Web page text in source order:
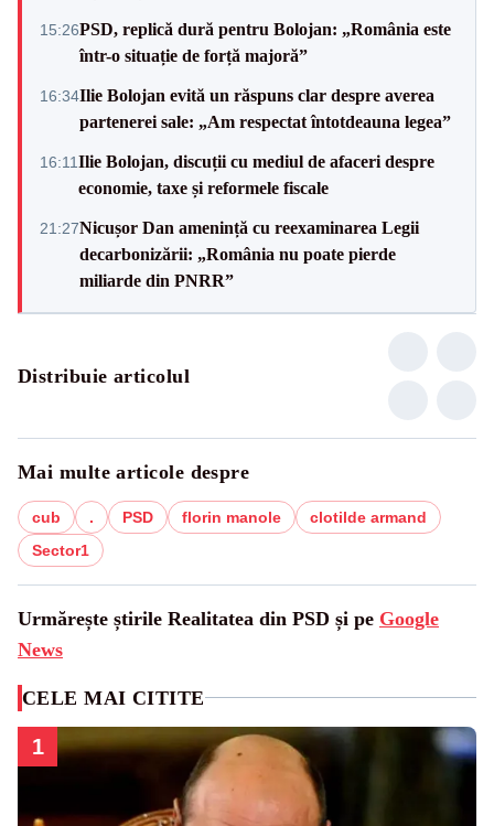
15:26PSD, replică dură pentru Bolojan: „România este
într-o situație de forță majoră”
16:34Ilie Bolojan evită un răspuns clar despre averea
partenerei sale: „Am respectat întotdeauna legea”
16:11Ilie Bolojan, discuții cu mediul de afaceri despre
economie, taxe și reformele fiscale
21:27Nicușor Dan amenință cu reexaminarea Legii
decarbonizării: „România nu poate pierde
miliarde din PNRR”
Distribuie articolul
Mai multe articole despre
cub . PSD florin manole
clotilde armand
Sector1
Urmărește știrile Realitatea din PSD și pe Google
News
CELE MAI CITITE
1